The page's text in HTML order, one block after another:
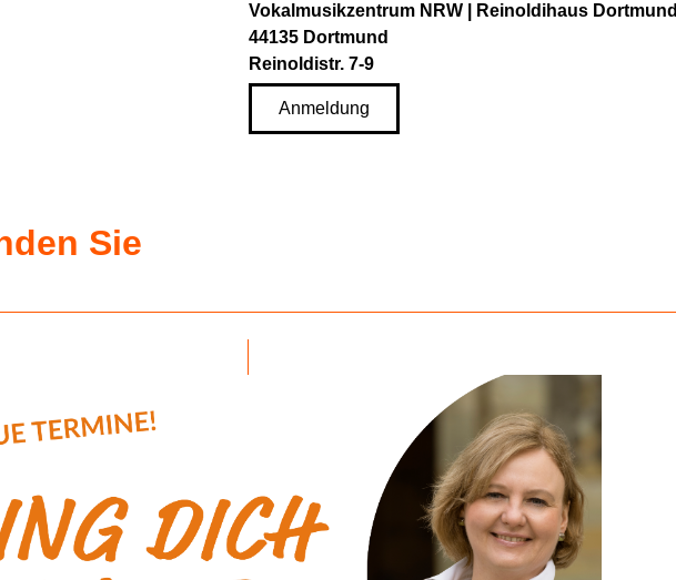
Vokalmusikzentrum NRW | Reinoldihaus Dortmund
44135 Dortmund
Reinoldistr. 7-9
Anmeldung
Sie